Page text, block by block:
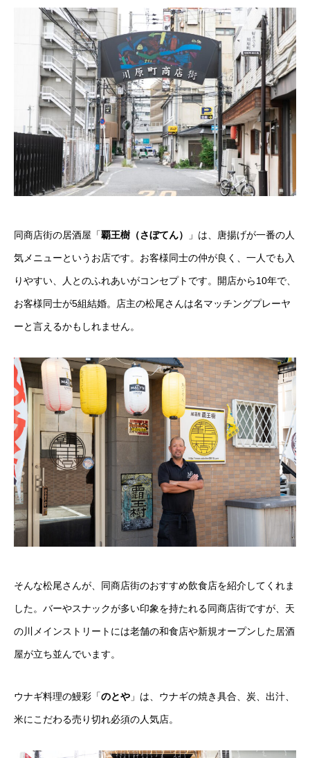
同商店街の居酒屋「覇王樹（さぼてん） 」は、唐揚げが一番の人
気メニューというお店です。お客様同士の仲が良く、一人でも入
りやすい、人とのふれあいがコンセプトです。開店から10年で、
お客様同士が5組結婚。店主の松尾さんは名マッチングプレーヤ
ーと言えるかもしれません。
そんな松尾さんが、同商店街のおすすめ飲食店を紹介してくれま
した。バーやスナックが多い印象を持たれる同商店街ですが、天
の川メインストリートには老舗の和食店や新規オープンした居酒
屋が立ち並んでいます。
ウナギ料理の鰻彩「のとや 」は、ウナギの焼き具合、炭、出汁、
米にこだわる売り切れ必須の人気店。